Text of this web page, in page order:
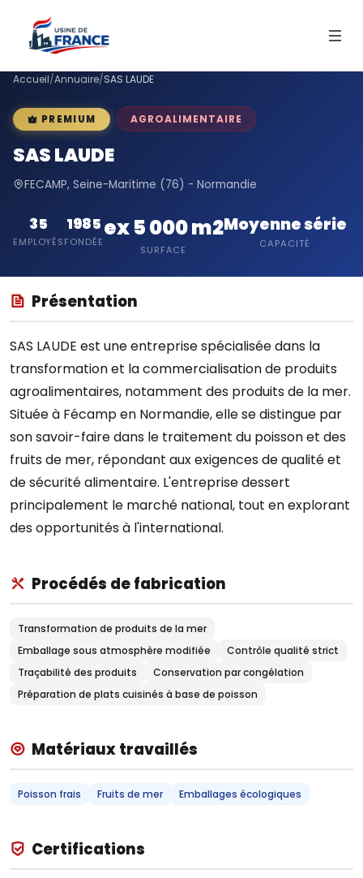
Accueil/Annuaire/SAS LAUDE
PREMIUM AGROALIMENTAIRE
SAS LAUDE
FECAMP, Seine-Maritime (76) - Normandie
35
EMPLOYÉS
1985
FONDÉE
ex 5 000 m2
SURFACE
Moyenne série
CAPACITÉ
Présentation
SAS LAUDE est une entreprise spécialisée dans la
transformation et la commercialisation de produits
agroalimentaires, notamment des produits de la mer.
Située à Fécamp en Normandie, elle se distingue par
son savoir-faire dans le traitement du poisson et des
fruits de mer, répondant aux exigences de qualité et
de sécurité alimentaire. L'entreprise dessert
principalement le marché national, tout en explorant
des opportunités à l'international.
Procédés de fabrication
Transformation de produits de la mer
Emballage sous atmosphère modifiée
Contrôle qualité strict
Traçabilité des produits
Conservation par congélation
Préparation de plats cuisinés à base de poisson
Matériaux travaillés
Poisson frais Fruits de mer Emballages écologiques
Certifications